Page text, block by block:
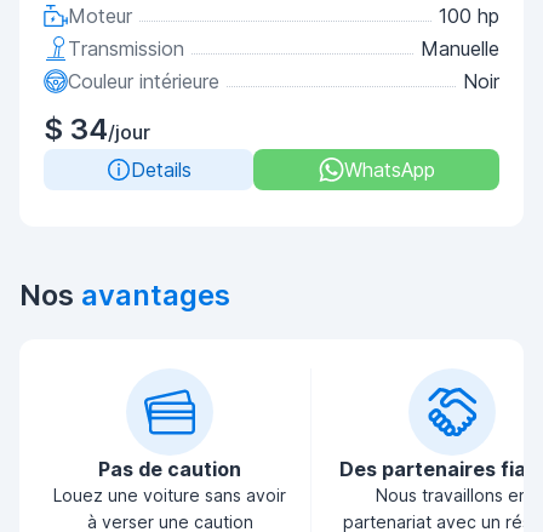
Moteur
100 hp
Transmission
Manuelle
Couleur intérieure
Noir
$ 34/jour
Details
WhatsApp
Nos avantages
Pas de caution
Louez une voiture sans avoir
à verser une caution
Des partenaires
Nous travaillons en
partenariat avec un